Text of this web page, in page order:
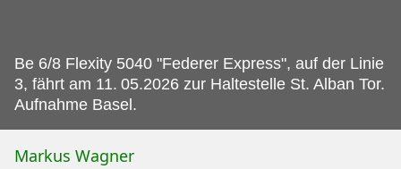
Be 6/8 Flexity 5040 "Federer Express", auf der Linie
3, fährt am 11. 05.2026 zur Haltestelle St. Alban Tor.
Aufnahme Basel.
Markus Wagner